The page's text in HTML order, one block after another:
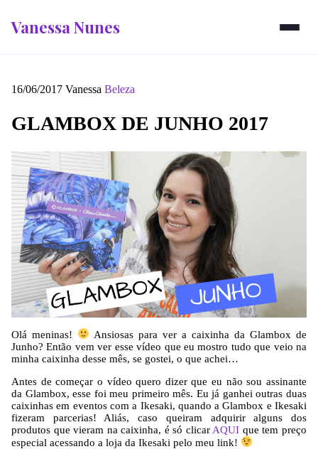
Vanessa Nunes
16/06/2017 Vanessa Beleza
GLAMBOX DE JUNHO 2017
Olá meninas!
Ansiosas para ver a caixinha da Glambox de
Junho? Então vem ver esse vídeo que eu mostro tudo que veio na
minha caixinha desse mês, se gostei, o que achei…
Antes de começar o vídeo quero dizer que eu não sou assinante
da Glambox, esse foi meu primeiro mês. Eu já ganhei outras duas
caixinhas em eventos com a Ikesaki, quando a Glambox e Ikesaki
fizeram parcerias! Aliás, caso queiram adquirir alguns dos
produtos que vieram na caixinha, é só clicar AQUI que tem preço
especial acessando a loja da Ikesaki pelo meu link!